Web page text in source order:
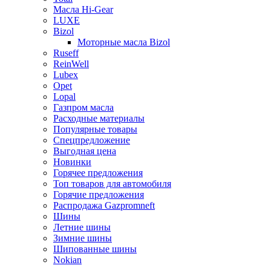
Масла Hi-Gear
LUXE
Bizol
Моторные масла Bizol
Ruseff
ReinWell
Lubex
Opet
Lopal
Газпром масла
Расходные материалы
Популярные товары
Спецпредложение
Выгодная цена
Новинки
Горячее предложения
Топ товаров для автомобиля
Горячие предложения
Распродажа Gazpromneft
Шины
Летние шины
Зимние шины
Шипованные шины
Nokian